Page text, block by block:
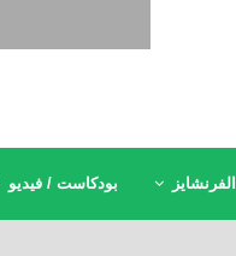
الفرنشايز بودكاست / فيديو